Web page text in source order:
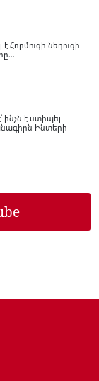
Հորմուզի նեղուցի
ինչն է ստիպել
Ինտերի